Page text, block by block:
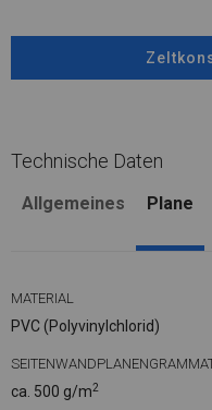
Technische Daten
Allgemeines Plane
MATERIAL
PVC (Polyvinylchlorid)
ca. 500 g/m2